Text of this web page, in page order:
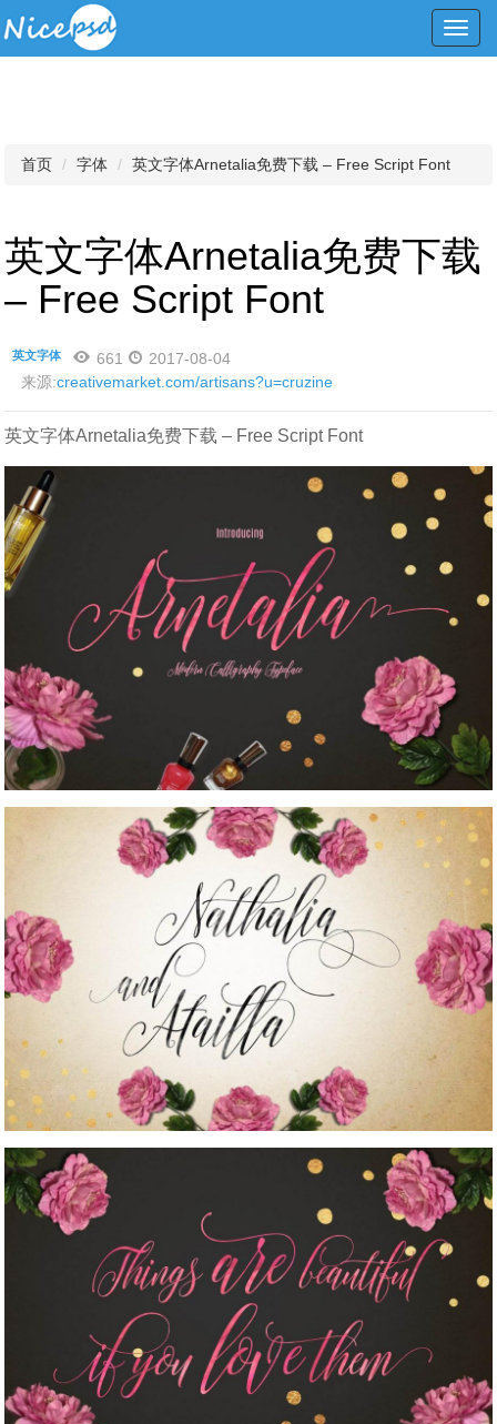
首页 字体 英文字体Arnetalia免费下载 – Free Script Font
英文字体Arnetalia免费下载
– Free Script Font
英文字体 661
2017-08-04
来源:creativemarket.com/artisans?u=cruzine
英文字体Arnetalia免费下载 – Free Script Font